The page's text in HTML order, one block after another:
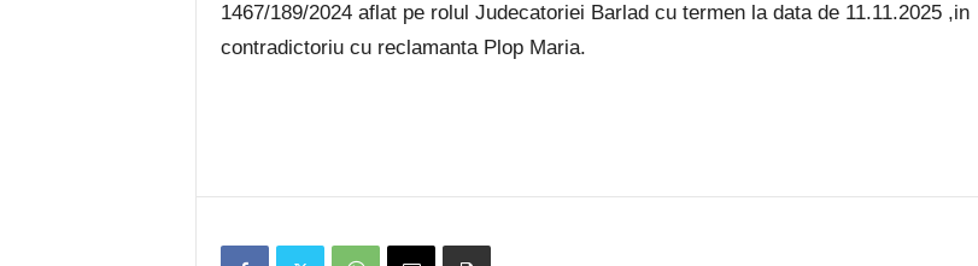
1467/189/2024 aflat pe rolul Judecatoriei Barlad cu termen la data de 11.11.2025 ,in
contradictoriu cu reclamanta Plop Maria.